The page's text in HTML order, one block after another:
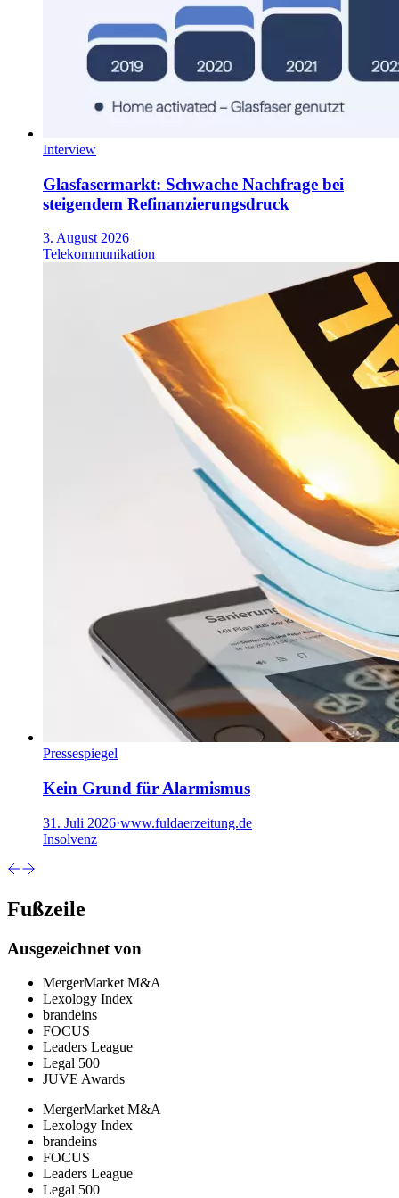
Interview
Glasfasermarkt: Schwache Nachfrage bei
steigendem Refinanzierungsdruck
3. August 2026
Telekommunikation
Pressespiegel
Kein Grund für Alarmismus
31. Juli 2026·www.fuldaerzeitung.de
Insolvenz
Fußzeile
Ausgezeichnet von
MergerMarket M&A
Lexology Index
brandeins
FOCUS
Leaders League
Legal 500
JUVE Awards
MergerMarket M&A
Lexology Index
brandeins
FOCUS
Leaders League
Legal 500